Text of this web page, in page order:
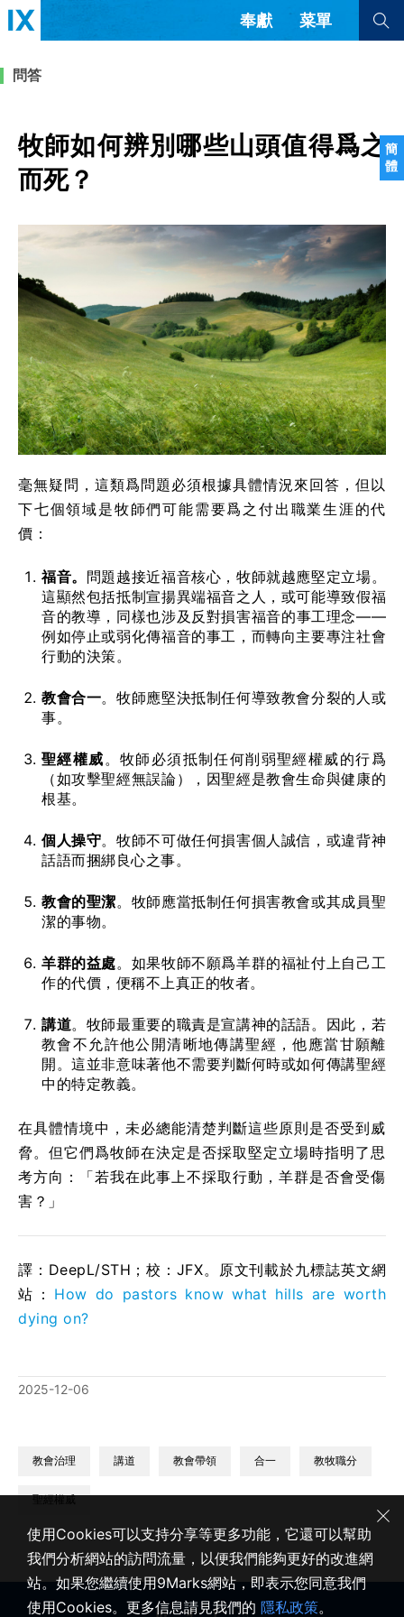
簡
體
奉獻 菜單
來信
教會帶領 解經式講道與神學
福音傳講與宣教 成員制與教會紀律
團契生活與禱告
查看全部
查看全部
正體中文
英语
西班牙語
葡萄牙語
俄語
烏茲別克語
达里语
波斯語
法語
羅馬尼亞語
波蘭語
越南語
意大利語
德語
韓語
土耳其語
阿拉伯語
阿爾巴尼亞語
塞爾維亞語 柬埔寨語
問答
牧師如何辨別哪些山頭值得爲之
而死？
毫無疑問，這類爲問題必須根據具體情況來回答，但以
下七個領域是牧師們可能需要爲之付出職業生涯的代
價：
福音。 問題越接近福音核心，牧師就越應堅定立場。
這顯然包括抵制宣揚異端福音之人，或可能導致假福
音的教導，同樣也涉及反對損害福音的事工理念——
例如停止或弱化傳福音的事工，而轉向主要專注社會
行動的決策。
教會合一。牧師應堅決抵制任何導致教會分裂的人或
事。
聖經權威。牧師必須抵制任何削弱聖經權威的行爲
（如攻擊聖經無誤論），因聖經是教會生命與健康的
根基。
個人操守。牧師不可做任何損害個人誠信，或違背神
話語而捆綁良心之事。
教會的聖潔。牧師應當抵制任何損害教會或其成員聖
潔的事物。
羊群的益處。如果牧師不願爲羊群的福祉付上自己工
作的代價，便稱不上真正的牧者。
講道。牧師最重要的職責是宣講神的話語。因此，若
教會不允許他公開清晰地傳講聖經，他應當甘願離
開。這並非意味著他不需要判斷何時或如何傳講聖經
中的特定教義。
在具體情境中，未必總能清楚判斷這些原則是否受到威
脅。但它們爲牧師在決定是否採取堅定立場時指明了思
考方向：「若我在此事上不採取行動，羊群是否會受傷
害？」
譯：DeepL/STH；校： JFX。原文刊載於九標誌英文網
站： How do pastors know what hills are worth
dying on?
2025-12-06
教會治理 講道 教會帶領 合一 教牧職分
聖經權威
使用Cookies可以支持分享等更多功能，它還可以幫助
我們分析網站的訪問流量，以便我們能夠更好的改進網
站。如果您繼續使用9Marks網站，即表示您同意我們
使用Cookies。更多信息請見我們的 隱私政策。